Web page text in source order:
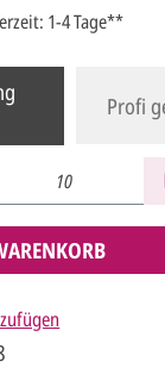
1-4 Tage**
Profi